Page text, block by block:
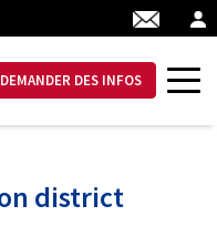
DEMANDER DES INFOS
district